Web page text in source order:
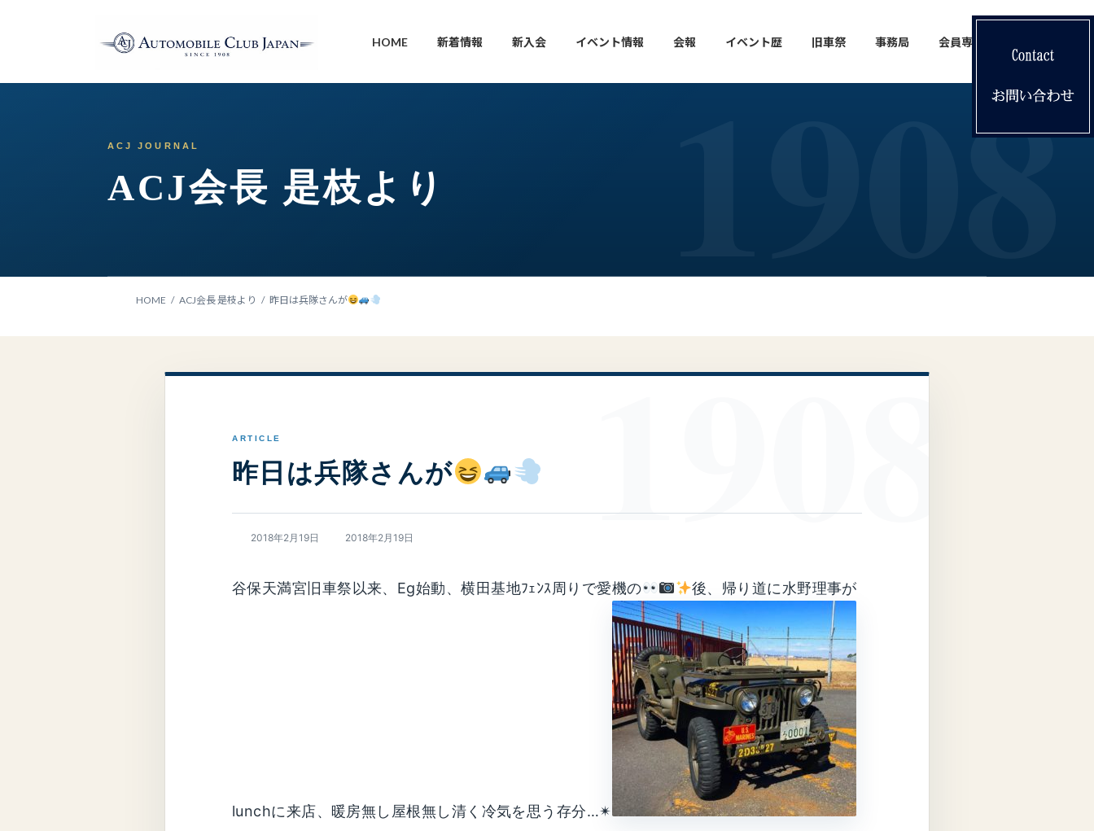
ツ
シ
HOME 新着情報 新入会 イベント情報 会報 イベント歴 旧車祭 事務局 会員専用
ACJ会長 是枝より
HOME ACJ会長 是枝より 昨日は兵隊さんが
昨日は兵隊さんが
2018年2月19日
最
新
日
2018年2月19日
谷保天満宮旧車祭以来、Eg始動、横田基地ﾌｪﾝｽ周りで愛機の 後、帰り道に水野理事が
lunchに来店、暖房無し屋根無し清く冷気を思う存分…✴